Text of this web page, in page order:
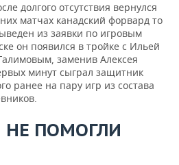
долгого отсутствия вернулся
матчах канадский форвард то
из заявки по игровым
он появился в тройке с Ильей
заменив Алексея
минут сыграл защитник
ранее на пару игр из состава
ПОМОГЛИ